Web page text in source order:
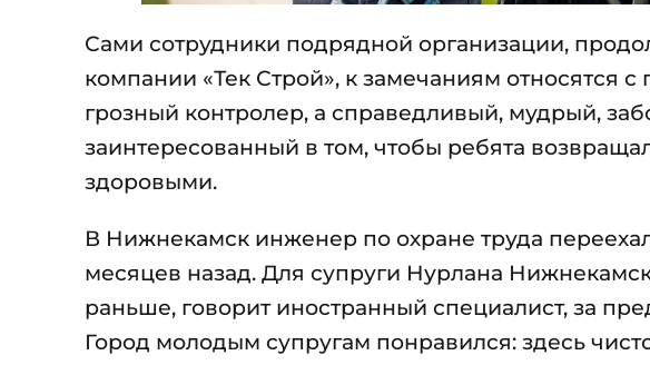
Сами сотрудники подрядной организации,
компании «Тек Строй», к замечаниям относятся
грозный контролер, а справедливый, мудрый,
заинтересованный в том, чтобы ребята
здоровыми.
В Нижнекамск инженер по охране труда
месяцев назад. Для супруги Нурлана
раньше, говорит иностранный специалист, за
Город молодым супругам понравился: здесь